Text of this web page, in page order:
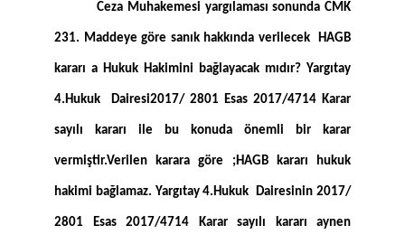
Ceza Muhakemesi yargılaması sonunda CMK
231. Maddeye göre sanık hakkında verilecek HAGB
kararı a Hukuk Hakimini bağlayacak mıdır? Yargıtay
4.Hukuk Dairesi2017/ 2801 Esas 2017/4714 Karar
sayılı kararı ile bu konuda önemli bir karar
vermiştir.Verilen karara göre ;HAGB kararı hukuk
hakimi bağlamaz. Yargıtay 4.Hukuk Dairesinin 2017/
2801 Esas 2017/4714 Karar sayılı kararı aynen